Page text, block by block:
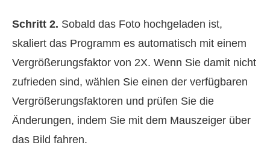
Schritt 2. Sobald das Foto hochgeladen ist,
skaliert das Programm es automatisch mit einem
Vergrößerungsfaktor von 2X. Wenn Sie damit nicht
zufrieden sind, wählen Sie einen der verfügbaren
Vergrößerungsfaktoren und prüfen Sie die
Änderungen, indem Sie mit dem Mauszeiger über
das Bild fahren.